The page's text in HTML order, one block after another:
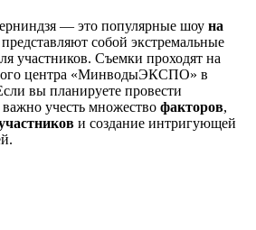
— это популярные шоу на
собой экстремальные
участников. Съемки проходят на
центра «МинводыЭКСПО» в
вы планируете провести
важно учесть множество факторов,
и создание интригующей